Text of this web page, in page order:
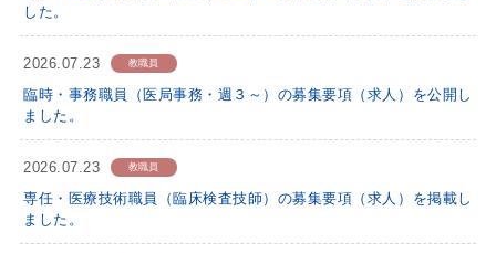
した。
2026.07.23 教職員
臨時・事務職員（医局事務・週３～）の募集要項（求人）を公開し
ました。
2026.07.23 教職員
専任・医療技術職員（臨床検査技師）の募集要項（求人）を掲載し
ました。